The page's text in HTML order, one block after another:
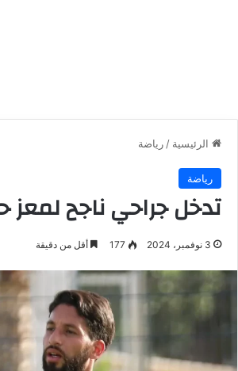
الرئيسية / رياضة
رياضة
تدخل جراحي ناجح
3 نوفمبر، 2024 177 أقل من دقيقة